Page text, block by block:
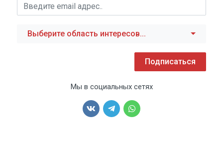
Выберите область интересов...
Подписаться
Мы в социальных сетях